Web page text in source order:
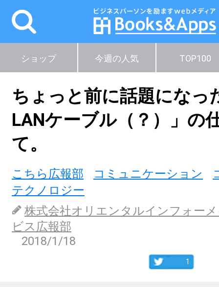
ショップ 今週の人気 TOP100
ちょっと前に話題になっ
LANケーブル（？）」の
て。
こちら広報部 コミュニケーション
テクノロジー
株式会社オリエンタルインフォー
ビス広報部
2018/1/18
1